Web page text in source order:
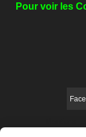
Pour voir les